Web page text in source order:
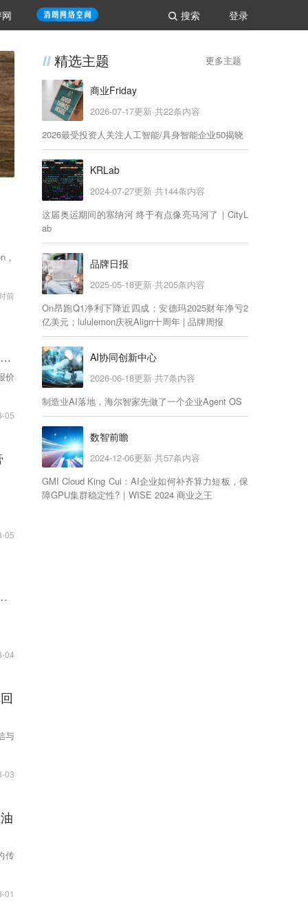
登录
搜索
，
前
价
05
05
04
与
03
传
01
精选主题 更多主题
商业Friday
2026-07-17更新·共22条内容
2026最受投资人关注人工智能/具身智能企业50揭晓
KRLab
2024-07-27更新·共144条内容
这届奥运期间的塞纳河 终于有点像亮马河了｜CityL
ab
品牌日报
2025-05-18更新·共205条内容
On昂跑Q1净利下降近四成；安德玛2025财年净亏2
亿美元；lululemon庆祝Align十周年 | 品牌周报
AI协同创新中心
2026-06-18更新·共7条内容
制造业AI落地，海尔智家先做了一个企业Agent OS
数智前瞻
2024-12-06更新·共57条内容
GMI Cloud King Cui：AI企业如何补齐算力短板，保
障GPU集群稳定性?｜WISE 2024 商业之王